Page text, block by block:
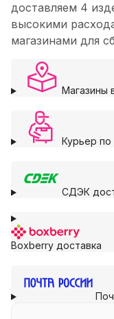
доставляем 4
высокими
магазинами для
Магазины
Курьер
СДЭК
Boxberry доставка